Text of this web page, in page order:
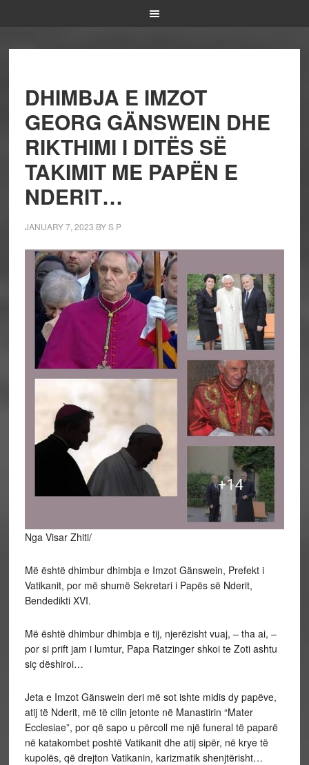
DHIMBJA E IMZOT
GEORG GÄNSWEIN DHE
RIKTHIMI I DITËS SË
TAKIMIT ME PAPËN E
NDERIT…
JANUARY 7, 2023 BYS P
Nga Visar Zhiti/
Më është dhimbur dhimbja e Imzot Gänswein, Prefekt i
Vatikanit, por më shumë Sekretari i Papës së Nderit,
Bendedikti XVI.
Më është dhimbur dhimbja e tij, njerëzisht vuaj, – tha ai, –
por si prift jam i lumtur, Papa Ratzinger shkoi te Zoti ashtu
siç dëshiroi…
Jeta e Imzot Gänswein deri më sot ishte midis dy papëve,
atij të Nderit, më të cilin jetonte në Manastirin “Mater
Ecclesiae”, por që sapo u përcoll me një funeral të paparë
në katakombet poshtë Vatikanit dhe atij sipër, në krye të
kupolës, që drejton Vatikanin, karizmatik shenjtërisht…